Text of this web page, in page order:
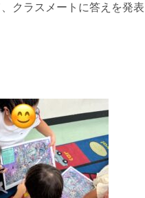
クラスメートに答えを発表